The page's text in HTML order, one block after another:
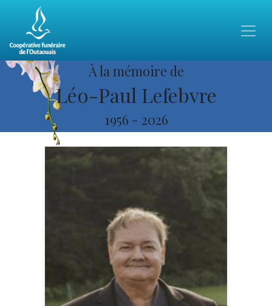
À la mémoire de
Léo-Paul Lefebvre
1956 - 2026